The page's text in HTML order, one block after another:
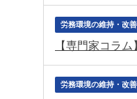
労務環境の維持・改善
【専門家コラ
労務環境の維持・改善